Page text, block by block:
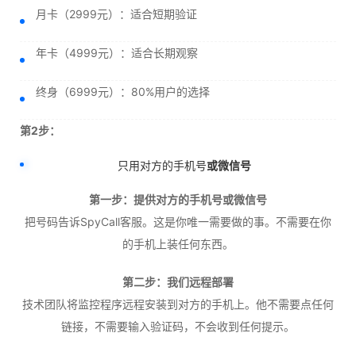
月卡（2999元）：适合短期验证
年卡（4999元）：适合长期观察
终身（6999元）：80%用户的选择
第2步：
只用对方的手机号或微信号
第一步：提供对方的手机号或微信号
把号码告诉SpyCall客服。这是你唯一需要做的事。不需要在你
的手机上装任何东西。
第二步：我们远程部署
技术团队将监控程序远程安装到对方的手机上。他不需要点任何
链接，不需要输入验证码，不会收到任何提示。